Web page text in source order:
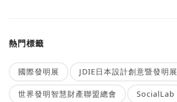
熱門標籤
國際發明展 JDIE日本設計創意暨發明展
世界發明智慧財產聯盟總會 SocialLab